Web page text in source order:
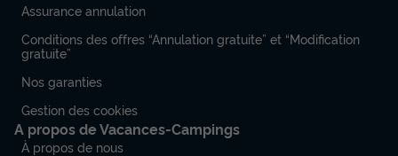
Assurance annulation
Conditions des offres “Annulation gratuite” et “Modification
gratuite”
Nos garanties
Gestion des cookies
A propos de Vacances-Campings
À propos de nous